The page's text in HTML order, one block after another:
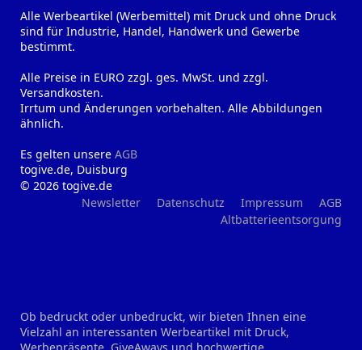
Alle Werbeartikel (Werbemittel) mit Druck und ohne Druck
sind für Industrie, Handel, Handwerk und Gewerbe
bestimmt.
Alle Preise in EURO zzgl. ges. MwSt. und zzgl.
Versandkosten.
Irrtum und Änderungen vorbehalten. Alle Abbildungen
ähnlich.
Es gelten unsere AGB
togive.de, Duisburg
© 2026 togive.de
Newsletter
Datenschutz Impressum
AGB
Altbatterieentsorgung
Ob bedruckt oder unbedruckt, wir bieten Ihnen eine
Vielzahl an interessanten Werbeartikel mit Druck,